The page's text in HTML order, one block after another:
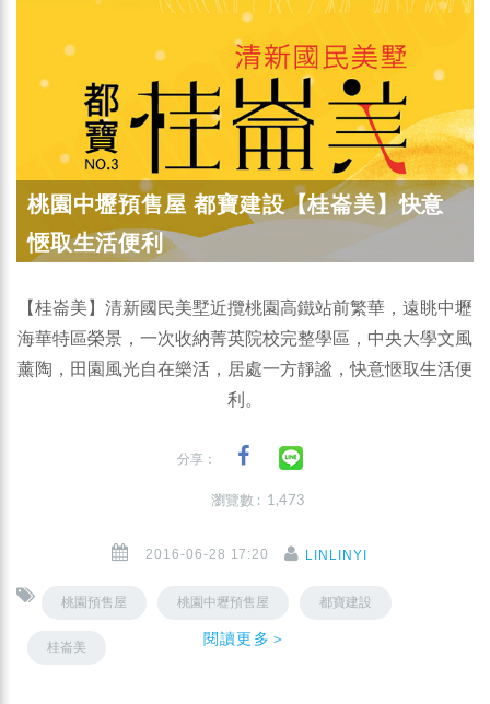
桃園中壢預售屋 都寶建設【桂崙美】快意
愜取生活便利
【桂崙美】清新國民美墅近攬桃園高鐵站前繁華，遠眺中壢
海華特區榮景，一次收納菁英院校完整學區，中央大學文風
薰陶，田園風光自在樂活，居處一方靜謐，快意愜取生活便
利。
分享：
瀏覽數 : 1,473
2016-06-28 17:20 LINLINYI
桃園預售屋 桃園中壢預售屋 都寶建設
桂崙美 閱讀更多＞